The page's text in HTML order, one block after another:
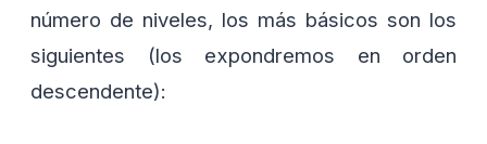
número de niveles, los más básicos son los
siguientes (los expondremos en orden
descendente):